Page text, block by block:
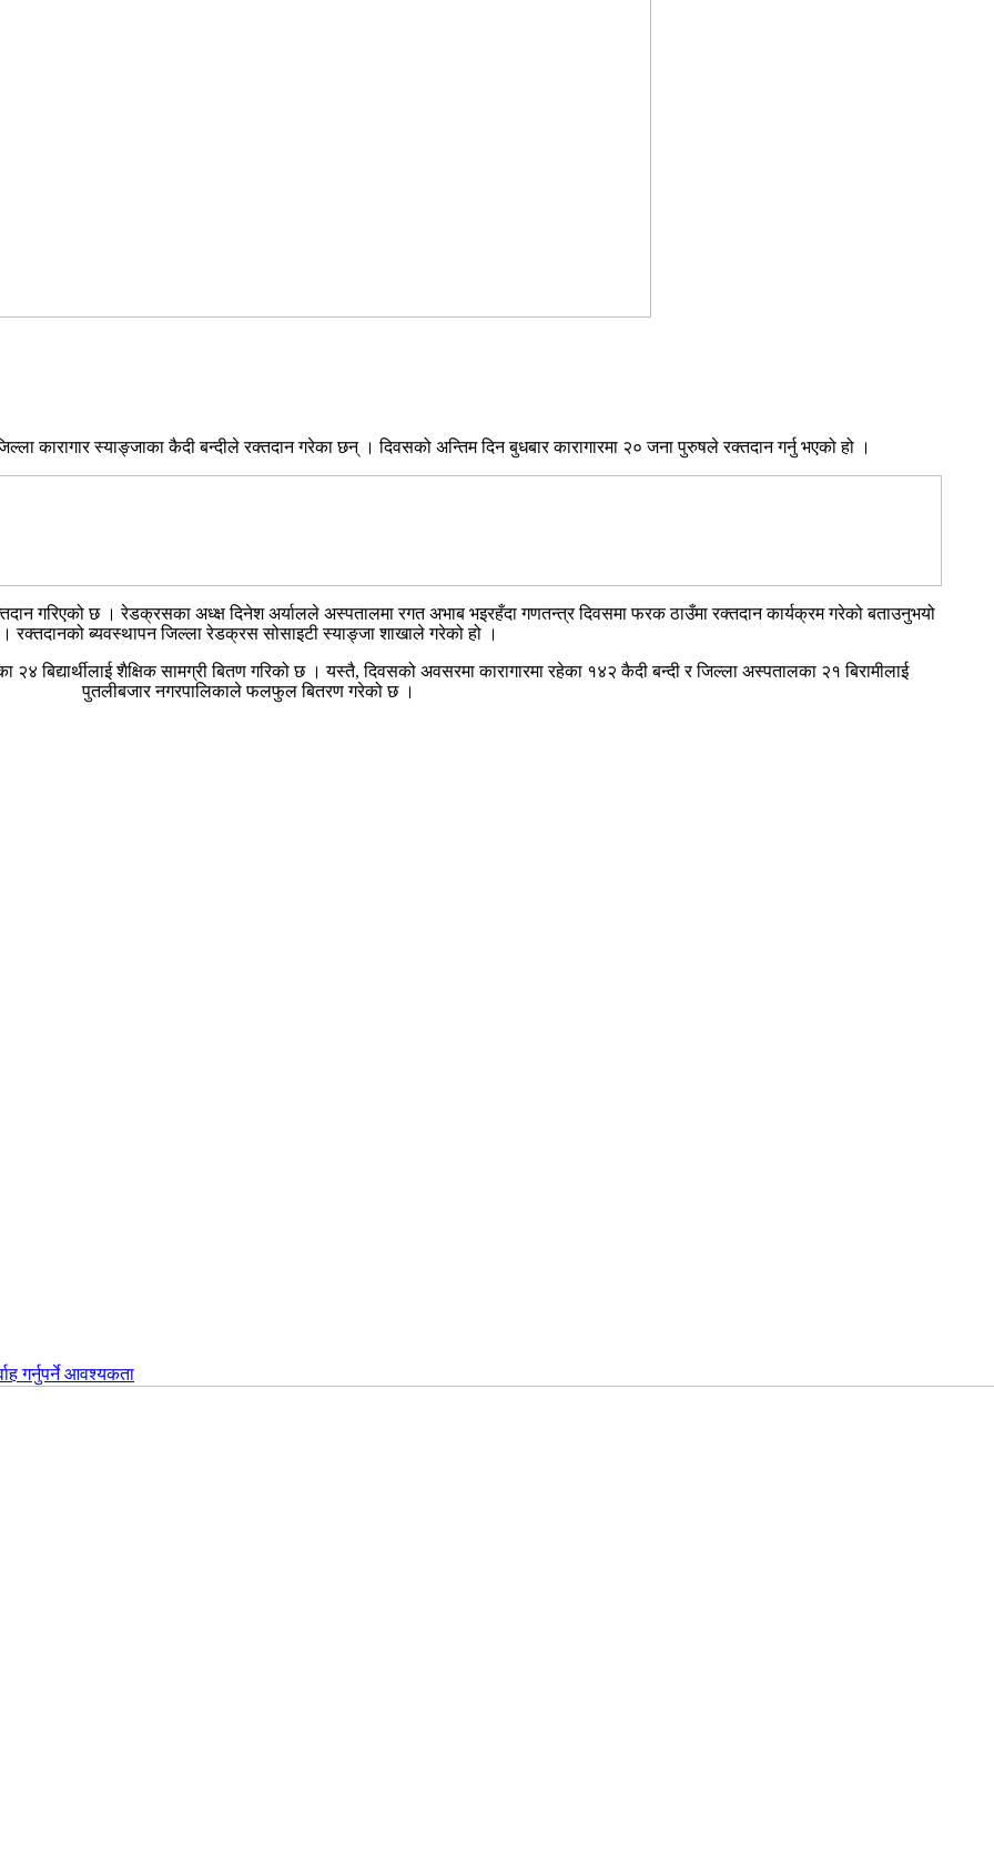
कारागार स्याङ्जाका कैदी बन्दीले रक्तदान गरेका छन् । दिवसको अन्तिम दिन बुधबार कारागारमा २० जना पुरुषले रक्तदान गर्नु भएको हो ।
गरिएको छ । रेडक्रसका अध्क्ष दिनेश अर्यालले अस्पतालमा रगत अभाब भइरहँदा गणतन्त्र दिवसमा फरक ठाउँमा रक्तदान कार्यक्रम गरेको बताउनुभयो
। रक्तदानको ब्यवस्थापन जिल्ला रेडक्रस सोसाइटी स्याङ्जा शाखाले गरेको हो ।
२४ बिद्यार्थीलाई शैक्षिक सामग्री बितण गरिको छ । यस्तै, दिवसको अवसरमा कारागारमा रहेका १४२ कैदी बन्दी र जिल्ला अस्पतालका २१ बिरामीलाई
पुतलीबजार नगरपालिकाले फलफुल बितरण गरेको छ ।
गर्नुपर्ने आवश्यकता